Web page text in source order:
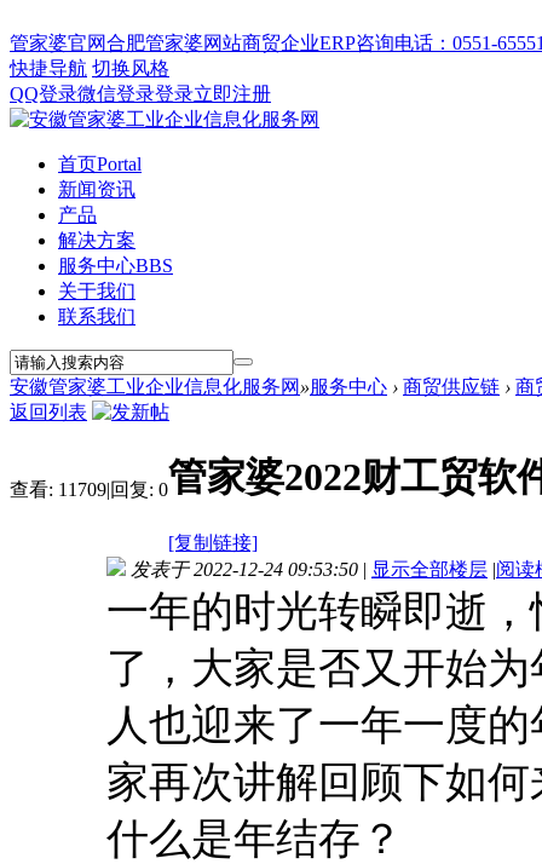
管家婆官网合肥管家婆网站商贸企业ERP咨询电话：0551-
快捷导航 切换风格
QQ登录微信登录登录立即注册
首页Portal
新闻资讯
产品
解决方案
服务中心BBS
关于我们
联系我们
安徽管家婆工业企业信息化服务网 »服务中心 › 商贸供应链 › 商
返回列表
查看: 11709|回复: 0管家婆2022财工贸软
[复制链接]
发表于 2022-12-24 09:53:50 | 显示全部楼层 |阅读
一年的时光转瞬即逝
了，大家是否又开始
人也迎来了一年一度
家再次讲解回顾下如
什么是年结存？